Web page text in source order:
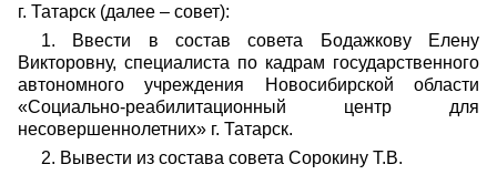
г. Татарск (далее – совет):
1. Ввести в состав совета Бодажкову Елену
Викторовну, специалиста по кадрам государственного
автономного учреждения Новосибирской области
«Социально-реабилитационный центр для
несовершеннолетних» г. Татарск.
2. Вывести из состава совета Сорокину Т.В.